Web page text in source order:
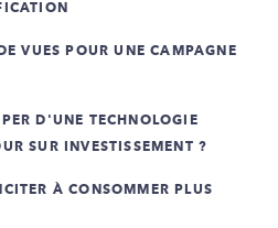
VUES POUR UNE CAMPAGNE
D'UNE TECHNOLOGIE
SUR INVESTISSEMENT ?
À CONSOMMER PLUS